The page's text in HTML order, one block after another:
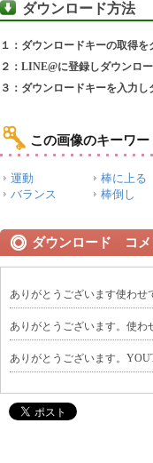
ダウンロード方法
１：ダウンロードキーの取得を
２：LINE@に登録しダウンロ
３：ダウンロードキーを入力
この画像のキーワー
運動 棒に上る
バランス
棒倒し
ダウンロード コメ
ありがとうございます使わせ
ありがとうございます。使わ
ありがとうございます。